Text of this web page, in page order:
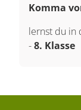
Komma
lernst du in
-8. Klasse